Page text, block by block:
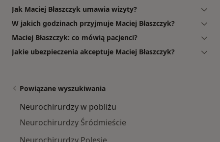
Jak Maciej Błaszczyk umawia wizyty?
W jakich godzinach przyjmuje Maciej Błaszczyk?
Maciej Błaszczyk: co mówią pacjenci?
Jakie ubezpieczenia akceptuje Maciej Błaszczyk?
Powiązane wyszukiwania
Neurochirurdzy w pobliżu
Neurochirurdzy Śródmieście
Neurochirurdzy Polesie